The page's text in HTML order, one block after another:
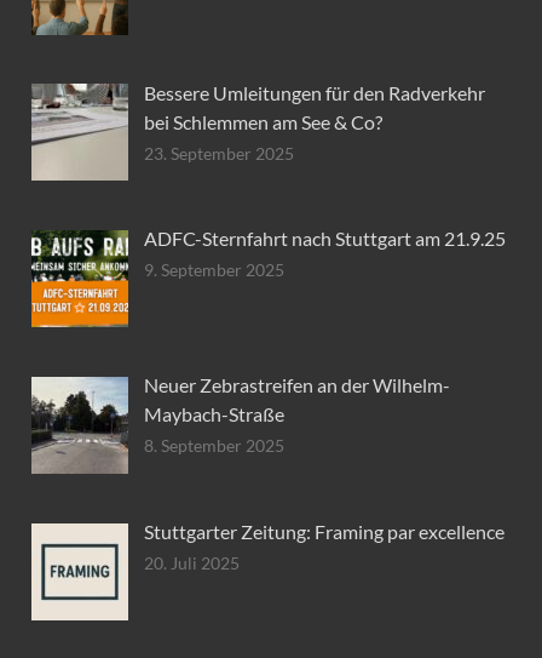
Bessere Umleitungen für den Radverkehr
bei Schlemmen am See & Co?
23. September 2025
ADFC-Sternfahrt nach Stuttgart am 21.9.25
9. September 2025
Neuer Zebrastreifen an der Wilhelm-
Maybach-Straße
8. September 2025
Stuttgarter Zeitung: Framing par excellence
20. Juli 2025